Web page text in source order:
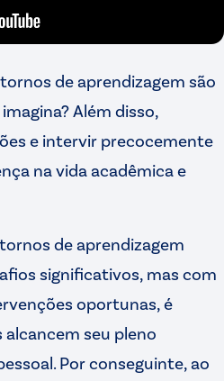
de aprendizagem são
Além disso,
e intervir precocemente
na vida acadêmica e
de aprendizagem
significativos, mas com
oportunas, é
alcancem seu pleno
Por conseguinte, ao